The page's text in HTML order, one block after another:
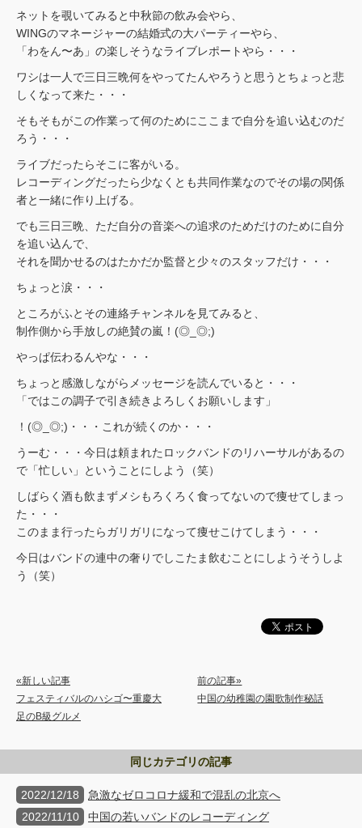
ネットを覗いてみると中秋節の飲み会やら、
WINGのマネージャーの結婚式の大パーティーやら、
「わをん〜あ」の楽しそうなライブレポートやら・・・
ワシは一人で三日三晩何をやってたんやろうと思うとちょっと悲
しくなって来た・・・
そもそもがこの作業って何のためにここまで自分を追い込むのだ
ろう・・・
ライブだったらそこに客がいる。
レコーディングだったら少なくとも共同作業なのでその場の関係
者と一緒に作り上げる。
でも三日三晩、ただ自分の音楽への追求のためだけのために自分
を追い込んで、
それを聞かせるのはたかだか監督と少々のスタッフだけ・・・
ちょっと涙・・・
ところがふとその連絡チャンネルを見てみると、
制作側から手放しの絶賛の嵐！(◎_◎;)
やっぱ伝わるんやな・・・
ちょっと感激しながらメッセージを読んでいると・・・
「ではこの調子で引き続きよろしくお願いします」
！(◎_◎;)・・・これが続くのか・・・
うーむ・・・今日は頼まれたロックバンドのリハーサルがあるの
で「忙しい」ということにしよう（笑）
しばらく酒も飲まずメシもろくろく食ってないので痩せてしまっ
た・・・
このまま行ったらガリガリになって痩せこけてしまう・・・
今日はバンドの連中の奢りでしこたま飲むことにしようそうしよ
う（笑）
«新しい記事
フェスティバルのハシゴ〜重慶大
足のB級グルメ
前の記事»
中国の幼稚園の園歌制作秘話
同じカテゴリの記事
2022/12/18
急激なゼロコロナ緩和で混乱の北京へ
2022/11/10
中国の若いバンドのレコーディング